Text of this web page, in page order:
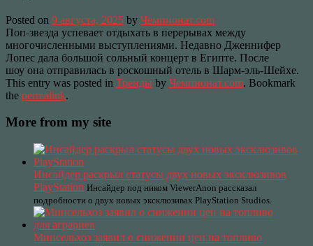
Posted on 9 августа, 2025 by Чемпионат.com
Поп-звезда успевает отдыхать в перерывах между
многочисленными выступлениями. Недавно Дженнифер
Лопес дала большой сольный концерт в Египте. После
шоу она отправилась в роскошный отель в Шарм-эль-Шейхе.
This entry was posted in Тренды by Чемпионат.com. Bookmark
the permalink.
More from my site
Инсайдер раскрыл статусы двух новых эксклюзивов
PlayStation Инсайдер под ником ViewerAnon рассказал
подробности о двух новых эксклюзивах PlayStation Studios.
Минсельхоз заявил о снижении цен на топливо